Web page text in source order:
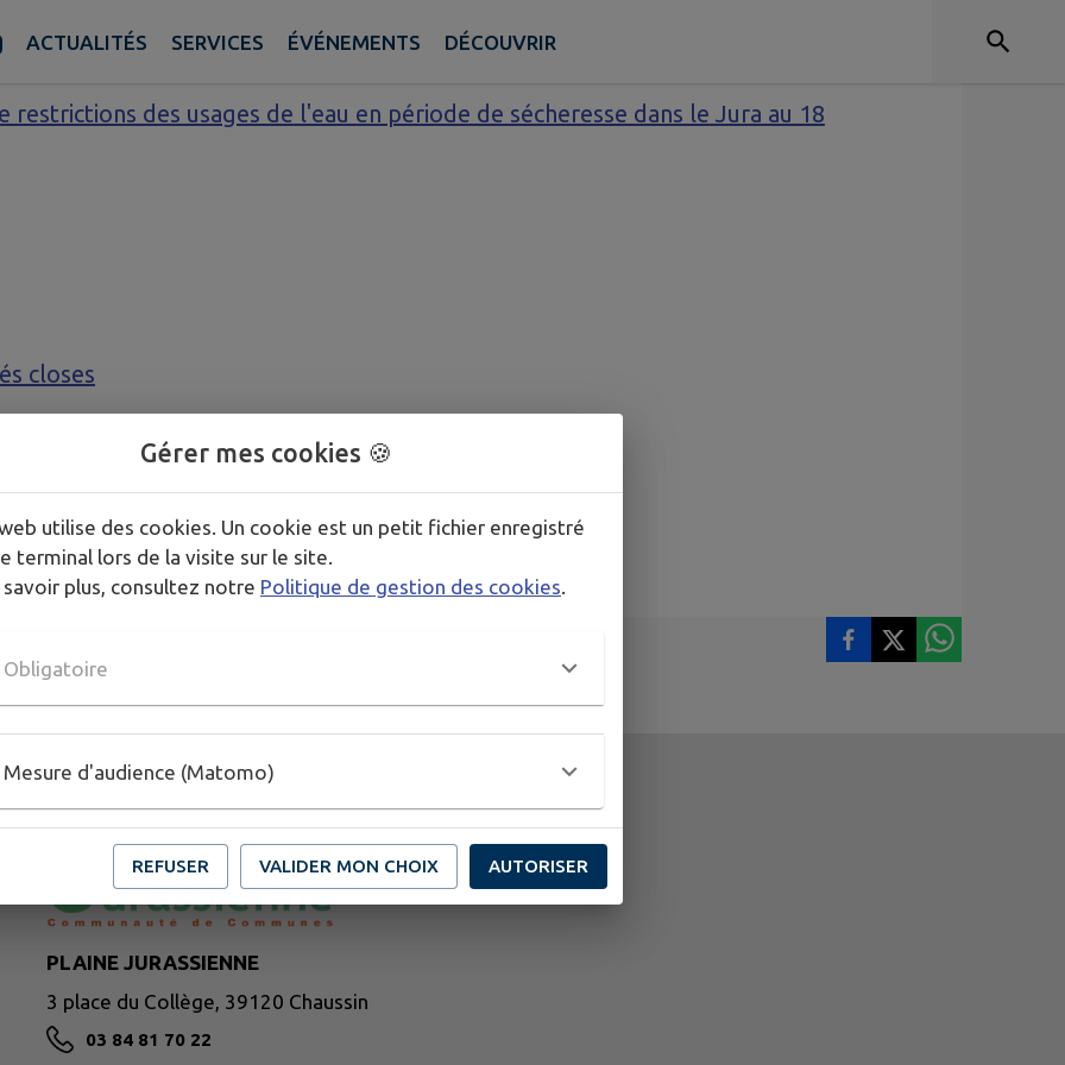
ACTUALITÉS SERVICES ÉVÉNEMENTS DÉCOUVRIR
des usages de l'eau en période de sécheresse dans le Jura au 18
closes
PLAINE JURASSIENNE
3 place du Collège, 39120 Chaussin
03 84 81 70 22
Gérer mes cookies 🍪
utilise des cookies. Un cookie est un petit fichier enregistré
terminal lors de la visite sur le site.
savoir plus, consultez notre Politique de gestion des cookies.
Obligatoire
Mesure d'audience (Matomo)
REFUSER VALIDER MON CHOIX AUTORISER